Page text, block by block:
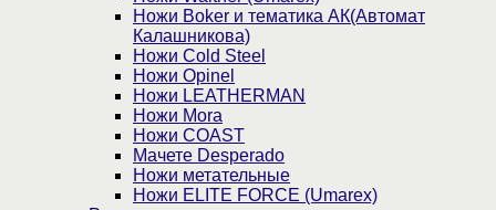
Ножи Boker и тематика АК(Автомат
Калашникова)
Ножи Cold Steel
Ножи Opinel
Ножи LEATHERMAN
Ножи Mora
Ножи COAST
Мачете Desperado
Ножи метательные
Ножи ELITE FORCE (Umarex)